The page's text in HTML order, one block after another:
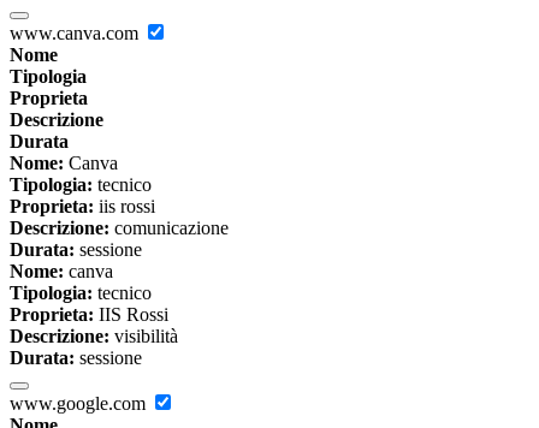
www.canva.com
Nome
Tipologia
Proprieta
Descrizione
Durata
Nome: Canva
Tipologia: tecnico
Proprieta: iis rossi
Descrizione: comunicazione
Durata: sessione
Nome: canva
Tipologia: tecnico
Proprieta: IIS Rossi
Descrizione: visibilità
Durata: sessione
www.google.com